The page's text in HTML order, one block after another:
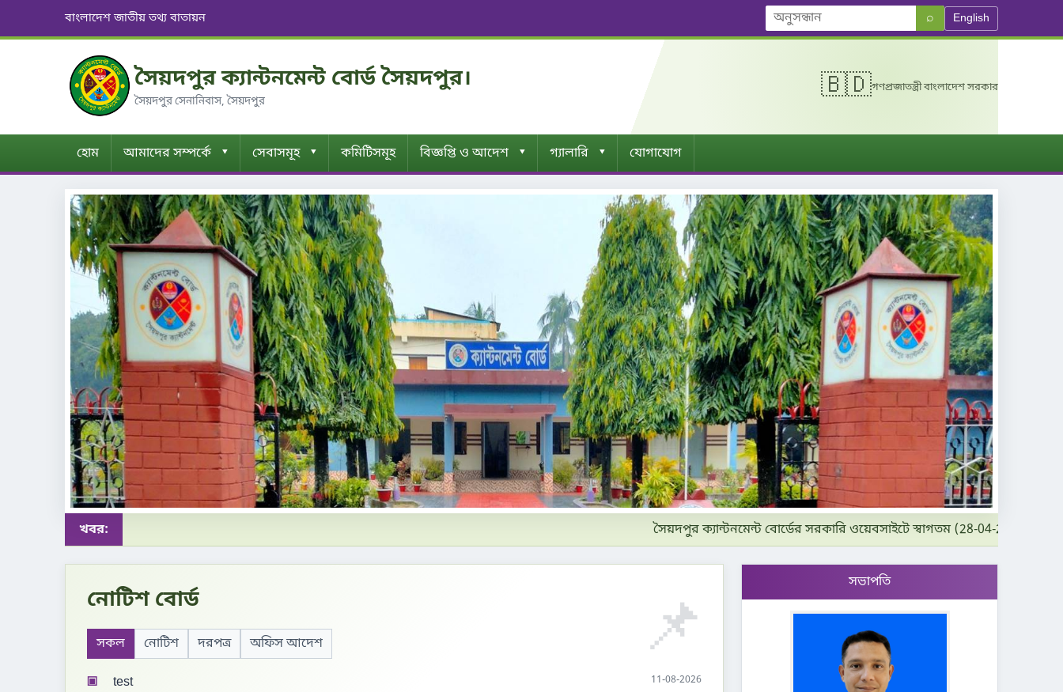
বাংলাদেশ জাতীয় তথ্য বাতায়ন ⌕ English
সৈয়দপুর ক্যান্টনমেন্ট বোর্ড সৈয়দপুর।
সৈয়দপুর সেনানিবাস, সৈয়দপুর 🇧🇩গণপ্রজাতন্ত্রী বাংলাদেশ সরকার
হোম আমাদের সম্পর্কে ▾ সেবাসমূহ ▾ কমিটিসমূহ বিজ্ঞপ্তি ও আদেশ ▾ গ্যালারি ▾ যোগাযোগ
খবর: সৈয়দপুর ক্যান্টনমেন্ট বোর্ডের সরকারি ওয়েবসাইটে স্বাগতম (28-04-2019)
📌
নোটিশ বোর্ড
সকল নোটিশ দরপত্র অফিস আদেশ
▣ test 11-08-2026
সভাপতি